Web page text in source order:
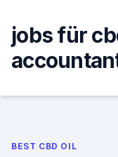
content
jobs für
BEST CBD OIL